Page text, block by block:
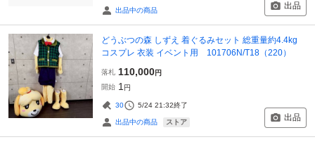
出品中の商品 出品
どうぶつの森 しずえ 着ぐるみセット 総重量約4.4kg
コスプレ 衣装 イベント用 101706N/T18（220）
落札 110,000円
開始 1 円
30 5/24 21:32終了
出品中の商品 ストア 出品